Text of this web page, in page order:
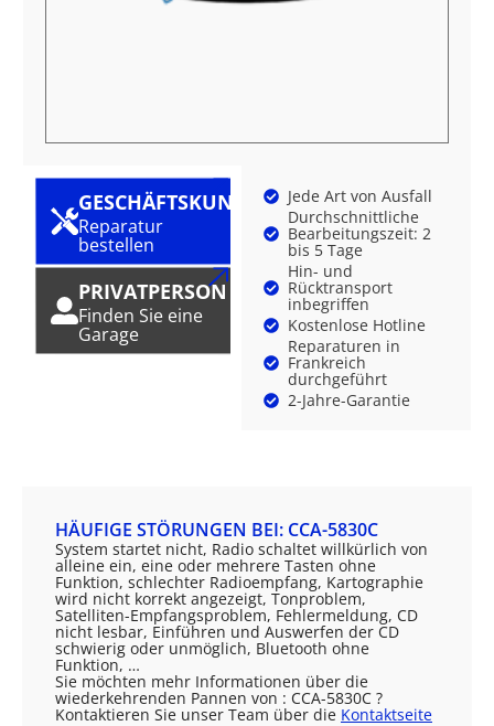
GESCHÄFTSKUNDE
Reparatur
bestellen
PRIVATPERSON
Finden Sie eine
Garage
Jede Art von Ausfall
Durchschnittliche
Bearbeitungszeit: 2
bis 5 Tage
Hin- und
Rücktransport
inbegriffen
Kostenlose Hotline
Reparaturen in
Frankreich
durchgeführt
2-Jahre-Garantie
HÄUFIGE STÖRUNGEN BEI: CCA-5830C
System startet nicht, Radio schaltet willkürlich von
alleine ein, eine oder mehrere Tasten ohne
Funktion, schlechter Radioempfang, Kartographie
wird nicht korrekt angezeigt, Tonproblem,
Satelliten-Empfangsproblem, Fehlermeldung, CD
nicht lesbar, Einführen und Auswerfen der CD
schwierig oder unmöglich, Bluetooth ohne
Funktion, …
Sie möchten mehr Informationen über die
wiederkehrenden Pannen von : CCA-5830C ?
Kontaktieren Sie unser Team über die Kontaktseite